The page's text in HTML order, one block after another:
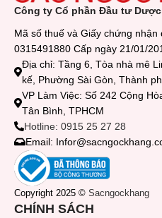
Công ty Cổ phần Đầu tư Dược
Mã số thuế và Giấy chứng nhận
0315491880 Cấp ngày 21/01/
Địa chỉ: Tầng 6, Tòa nhà mê
kế, Phường Sài Gòn, Thành
VP Làm Việc: Số 242 Cộng
Tân Bình, TPHCM
Hotline: 0915 25 27 28
Email:
Copyright 2025 © Sacngockhang
CHÍNH SÁCH